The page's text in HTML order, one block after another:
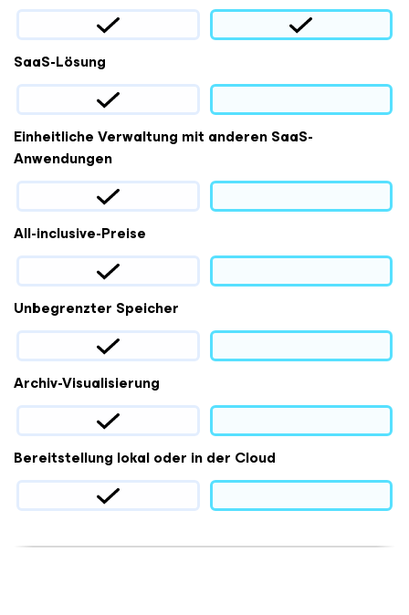
SaaS-Lösung
Einheitliche Verwaltung mit anderen SaaS-
Anwendungen
All-inclusive-Preise
Unbegrenzter Speicher
Archiv-Visualisierung
Bereitstellung lokal oder in der Cloud